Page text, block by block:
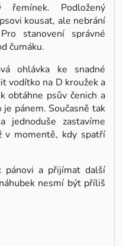
řemínek. Podložený
kousat, ale nebrání
stanovení správné
čumáku.
ohlávka ke snadné
vodítko na D kroužek a
obtáhne psův čenich a
je pánem. Současně tak
jednoduše zastavíme
v momentě, kdy spatří
a přijímat další
nesmí být příliš